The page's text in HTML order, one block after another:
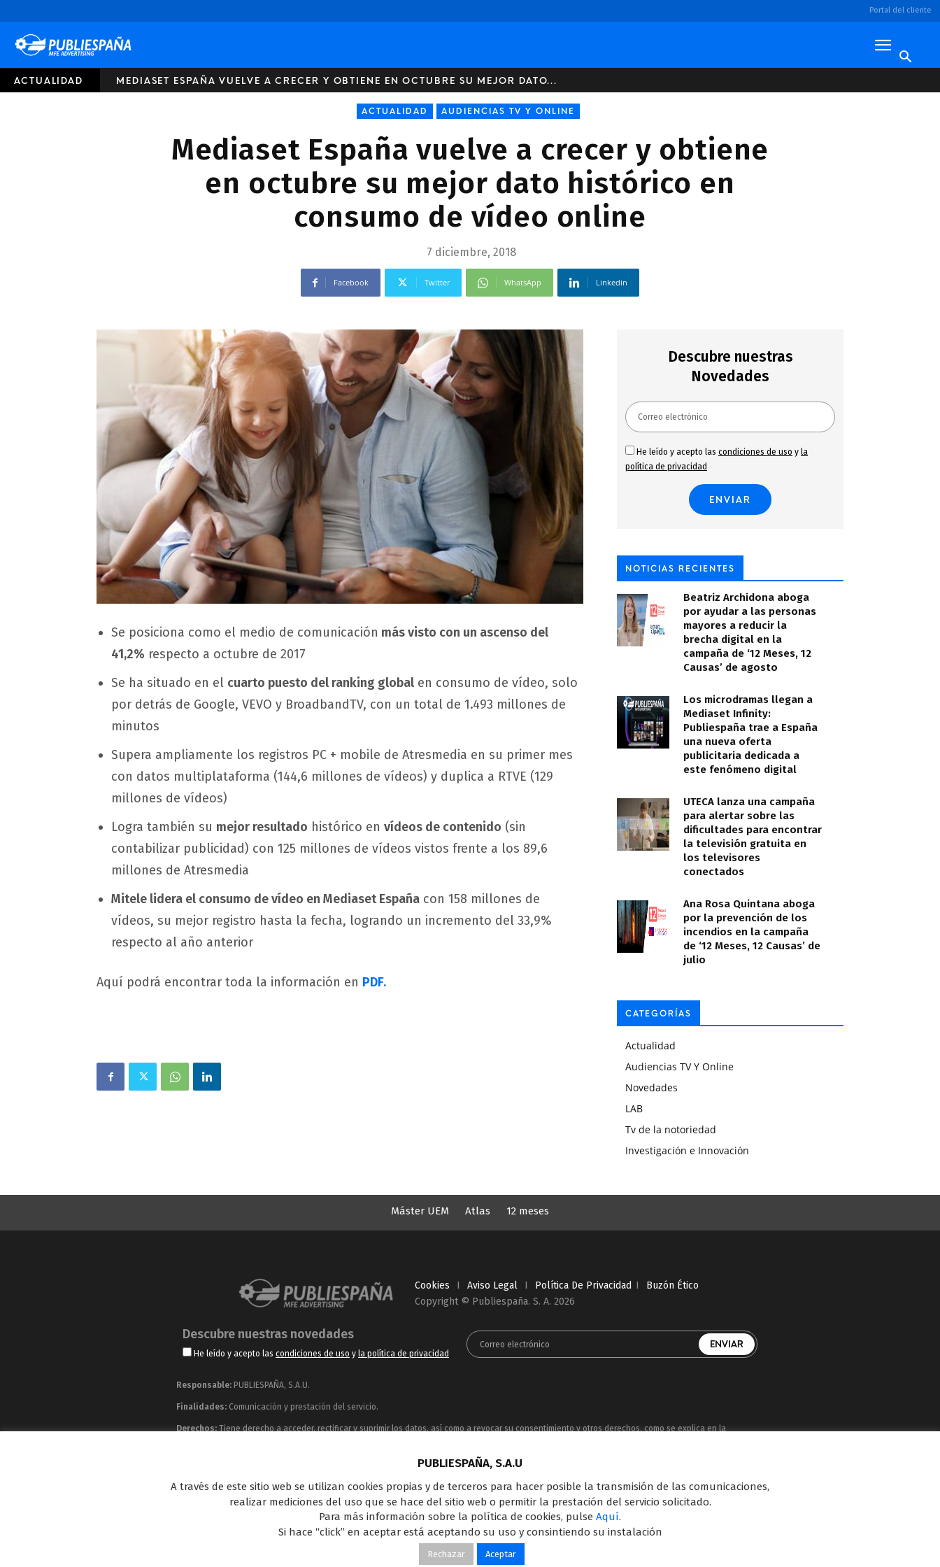
Portal del cliente
ACTUALIDAD MEDIASET ESPAÑA VUELVE A CRECER Y OBTIENE EN OCTUBRE SU MEJOR DATO...
ACTUALIDAD AUDIENCIAS TV Y ONLINE
Mediaset España vuelve a crecer y obtiene
en octubre su mejor dato histórico en
consumo de vídeo online
7 diciembre, 2018
Facebook Twitter WhatsApp Linkedin
Se posiciona como el medio de comunicación más visto con un ascenso del
41,2% respecto a octubre de 2017
Se ha situado en el cuarto puesto del ranking global en consumo de vídeo, solo
por detrás de Google, VEVO y BroadbandTV, con un total de 1.493 millones de
minutos
Supera ampliamente los registros PC + mobile de Atresmedia en su primer mes
con datos multiplataforma (144,6 millones de vídeos) y duplica a RTVE (129
millones de vídeos)
Logra también su mejor resultado histórico en vídeos de contenido (sin
contabilizar publicidad) con 125 millones de vídeos vistos frente a los 89,6
millones de Atresmedia
Mitele lidera el consumo de vídeo en Mediaset España con 158 millones de
vídeos, su mejor registro hasta la fecha, logrando un incremento del 33,9%
respecto al año anterior
Aquí podrá encontrar toda la información en PDF.
Descubre nuestras
Novedades
He leído y acepto las condiciones de uso y la
política de privacidad
NOTICIAS RECIENTES
Beatriz Archidona aboga
por ayudar a las personas
mayores a reducir la
brecha digital en la
campaña de ‘12 Meses, 12
Causas’ de agosto
Los microdramas llegan a
Mediaset Infinity:
Publiespaña trae a España
una nueva oferta
publicitaria dedicada a
este fenómeno digital
UTECA lanza una campaña
para alertar sobre las
dificultades para encontrar
la televisión gratuita en
los televisores
conectados
Ana Rosa Quintana aboga
por la prevención de los
incendios en la campaña
de ‘12 Meses, 12 Causas’ de
julio
CATEGORÍAS
Actualidad
Audiencias TV Y Online
Novedades
LAB
Tv de la notoriedad
Investigación e Innovación
Máster UEM Atlas 12 meses
Cookies I Aviso Legal I Política De Privacidad I
Buzón Ético
Copyright © Publiespaña. S. A. 2026
Descubre nuestras novedades
He leído y acepto las condiciones de uso y la política de privacidad
Responsable: PUBLIESPAÑA, S.A.U.
Finalidades: Comunicación y prestación del servicio.
Derechos: Tiene derecho a acceder, rectificar y suprimir los datos, así como a revocar su consentimiento y otros derechos, como se explica en la
Publiespaña es empresa de Mediaset España concesionaria del espacio publicitario de sus siete canales en abierto: Telecinco, Cuatro, Factoría de Ficción, Boing, Divinity ,
Energy y Be Mad, así como de una amplia oferta en el panorama de medios y con una gran experiencia en la comercialización de diferentes soportes en Internet y TV
Outdoor Digital.
PUBLIESPAÑA, S.A.U
A través de este sitio web se utilizan cookies propias y de terceros para hacer posible la transmisión de las comunicaciones,
realizar mediciones del uso que se hace del sitio web o permitir la prestación del servicio solicitado.
Para más información sobre la política de cookies, pulse Aquí.
Si hace “click” en aceptar está aceptando su uso y consintiendo su instalación
Rechazar Aceptar